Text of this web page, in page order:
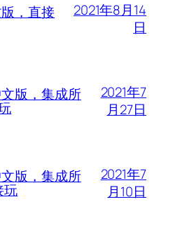
，直接
2021年8月14
日
版，集成所
2021年7
月27日
版，集成所
玩
2021年7
月10日